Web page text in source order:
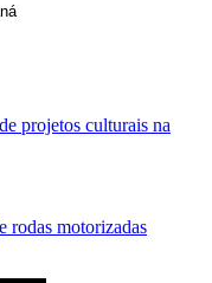
projetos culturais na
rodas motorizadas